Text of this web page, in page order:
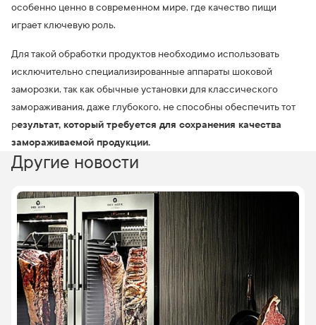
особенно ценно в современном мире, где качество пищи
играет ключевую роль.
Для такой обработки продуктов необходимо использовать
исключительно специализированные аппараты шоковой
заморозки, так как обычные установки для классического
замораживания, даже глубокого, не способны обеспечить тот
результат, который требуется для сохранения качества
замораживаемой продукции.
Другие новости